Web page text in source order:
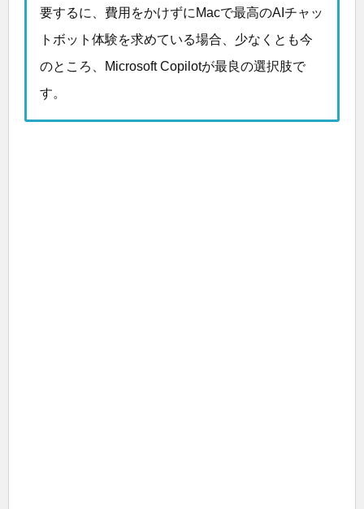
要するに、費用をかけずにMacで最高のAIチャッ
トボット体験を求めている場合、少なくとも今
のところ、Microsoft Copilotが最良の選択肢で
す。